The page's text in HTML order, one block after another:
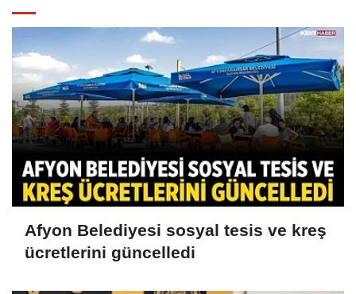
Afyon Belediyesi sosyal tesis ve kreş
ücretlerini güncelledi